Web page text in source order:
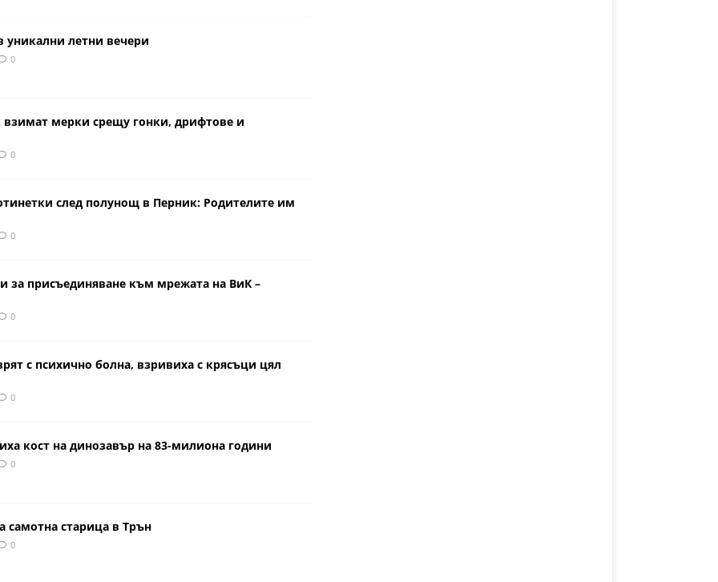
летни вечери
0
мерки срещу гонки, дрифтове и
0
след полунощ в Перник: Родителите им
0
за присъединяване към мрежата на ВиК –
0
с психично болна, взривиха с крясъци цял
0
кост на динозавър на 83-милиона години
0
самотна старица в Трън
0